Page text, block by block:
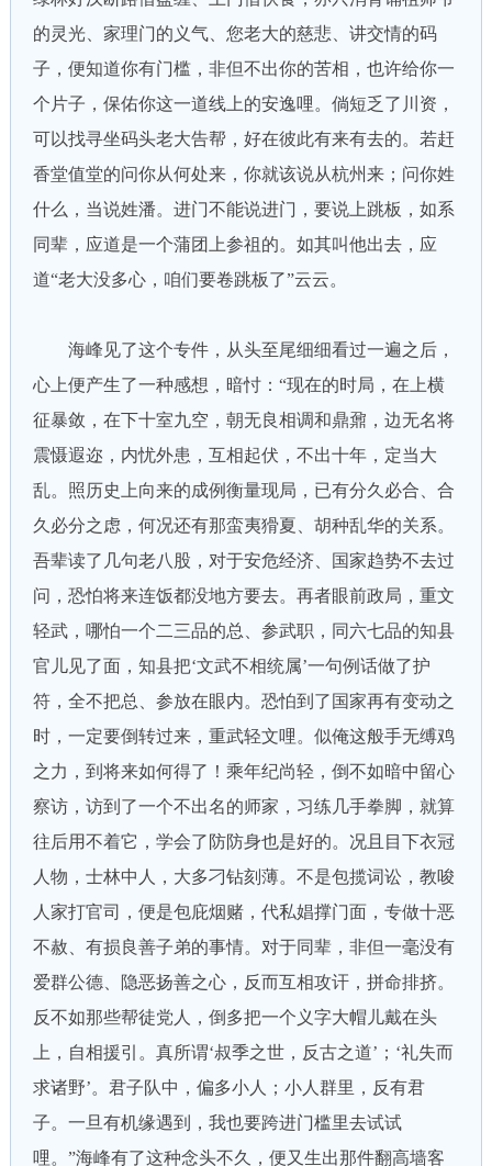
的灵光、家理门的义气、您老大的慈悲、讲交情的码
子，便知道你有门槛，非但不出你的苦相，也许给你一
个片子，保佑你这一道线上的安逸哩。倘短乏了川资，
可以找寻坐码头老大告帮，好在彼此有来有去的。若赶
香堂值堂的问你从何处来，你就该说从杭州来；问你姓
什么，当说姓潘。进门不能说进门，要说上跳板，如系
同辈，应道是一个蒲团上参祖的。如其叫他出去，应
道“老大没多心，咱们要卷跳板了”云云。
海峰见了这个专件，从头至尾细细看过一遍之后，
心上便产生了一种感想，暗忖：“现在的时局，在上横
征暴敛，在下十室九空，朝无良相调和鼎鼐，边无名将
震慑遐迩，内忧外患，互相起伏，不出十年，定当大
乱。照历史上向来的成例衡量现局，已有分久必合、合
久必分之虑，何况还有那蛮夷猾夏、胡种乱华的关系。
吾辈读了几句老八股，对于安危经济、国家趋势不去过
问，恐怕将来连饭都没地方要去。再者眼前政局，重文
轻武，哪怕一个二三品的总、参武职，同六七品的知县
官儿见了面，知县把‘文武不相统属’一句例话做了护
符，全不把总、参放在眼内。恐怕到了国家再有变动之
时，一定要倒转过来，重武轻文哩。似俺这般手无缚鸡
之力，到将来如何得了！乘年纪尚轻，倒不如暗中留心
察访，访到了一个不出名的师家，习练几手拳脚，就算
往后用不着它，学会了防防身也是好的。况且目下衣冠
人物，士林中人，大多刁钻刻薄。不是包揽词讼，教唆
人家打官司，便是包庇烟赌，代私娼撑门面，专做十恶
不赦、有损良善子弟的事情。对于同辈，非但一毫没有
爱群公德、隐恶扬善之心，反而互相攻讦，拼命排挤。
反不如那些帮徒党人，倒多把一个义字大帽儿戴在头
上，自相援引。真所谓‘叔季之世，反古之道’；‘礼失而
求诸野’。君子队中，偏多小人；小人群里，反有君
子。一旦有机缘遇到，我也要跨进门槛里去试试
哩。”海峰有了这种念头不久，便又生出那件翻高墙客